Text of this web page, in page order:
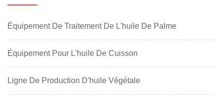
Équipement De Traitement De L'huile De Palme
Équipement Pour L'huile De Cuisson
Ligne De Production D'huile Végétale